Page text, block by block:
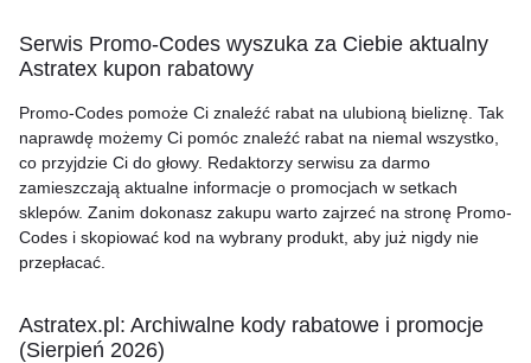
Serwis Promo-Codes wyszuka za Ciebie aktualny
Astratex kupon rabatowy
Promo-Codes pomoże Ci znaleźć rabat na ulubioną bieliznę. Tak
naprawdę możemy Ci pomóc znaleźć rabat na niemal wszystko,
co przyjdzie Ci do głowy. Redaktorzy serwisu za darmo
zamieszczają aktualne informacje o promocjach w setkach
sklepów. Zanim dokonasz zakupu warto zajrzeć na stronę Promo-
Codes i skopiować kod na wybrany produkt, aby już nigdy nie
przepłacać.
Astratex.pl: Archiwalne kody rabatowe i promocje
(Sierpień 2026)